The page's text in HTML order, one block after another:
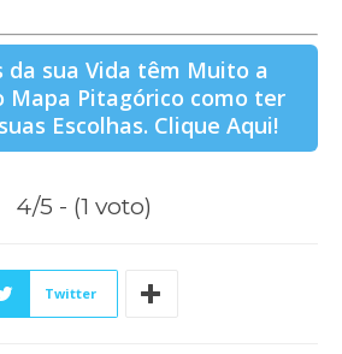
da sua Vida têm Muito a
Mapa Pitagórico como ter
Escolhas. Clique Aqui!
4/5 - (1 voto)
Twitter